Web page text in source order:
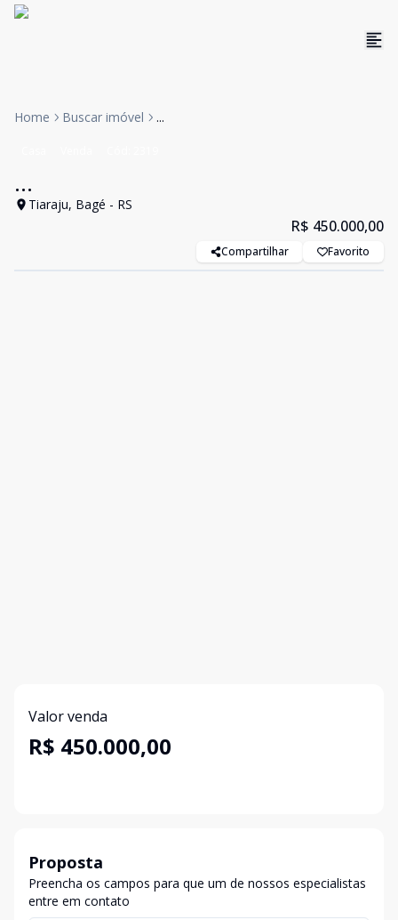
Home Buscar imóvel ...
...
Tiaraju, Bagé - RS
R$ 450.000,00
Compartilhar Favorito
Valor venda
R$ 450.000,00
Proposta
Preencha os campos para que um de nossos especialistas
entre em contato